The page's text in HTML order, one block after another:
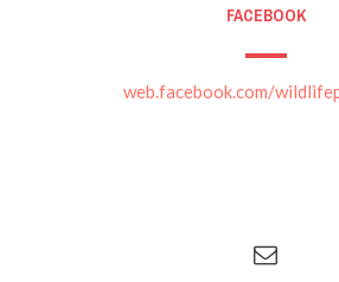
FACEBOOK
web.facebook.com/